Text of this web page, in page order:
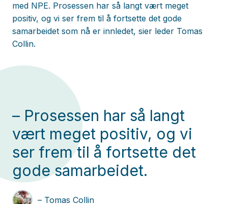
med NPE. Prosessen har så langt vært meget
positiv, og vi ser frem til å fortsette det gode
samarbeidet som nå er innledet, sier leder Tomas
Collin.
– Prosessen har så langt
vært meget positiv, og vi
ser frem til å fortsette det
gode samarbeidet.
– Tomas Collin